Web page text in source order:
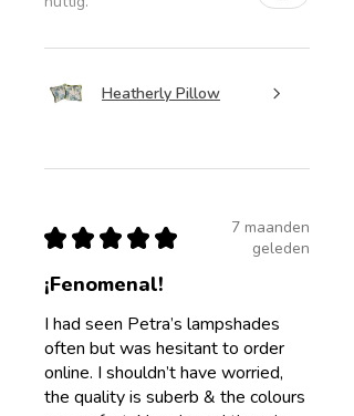
Heatherly Pillow
★ ★ ★ ★ ★
7 maanden
geleden
¡Fenomenal!
I had seen Petra’s lampshades
often but was hesitant to order
online. I shouldn’t have worried,
the quality is suberb & the colours